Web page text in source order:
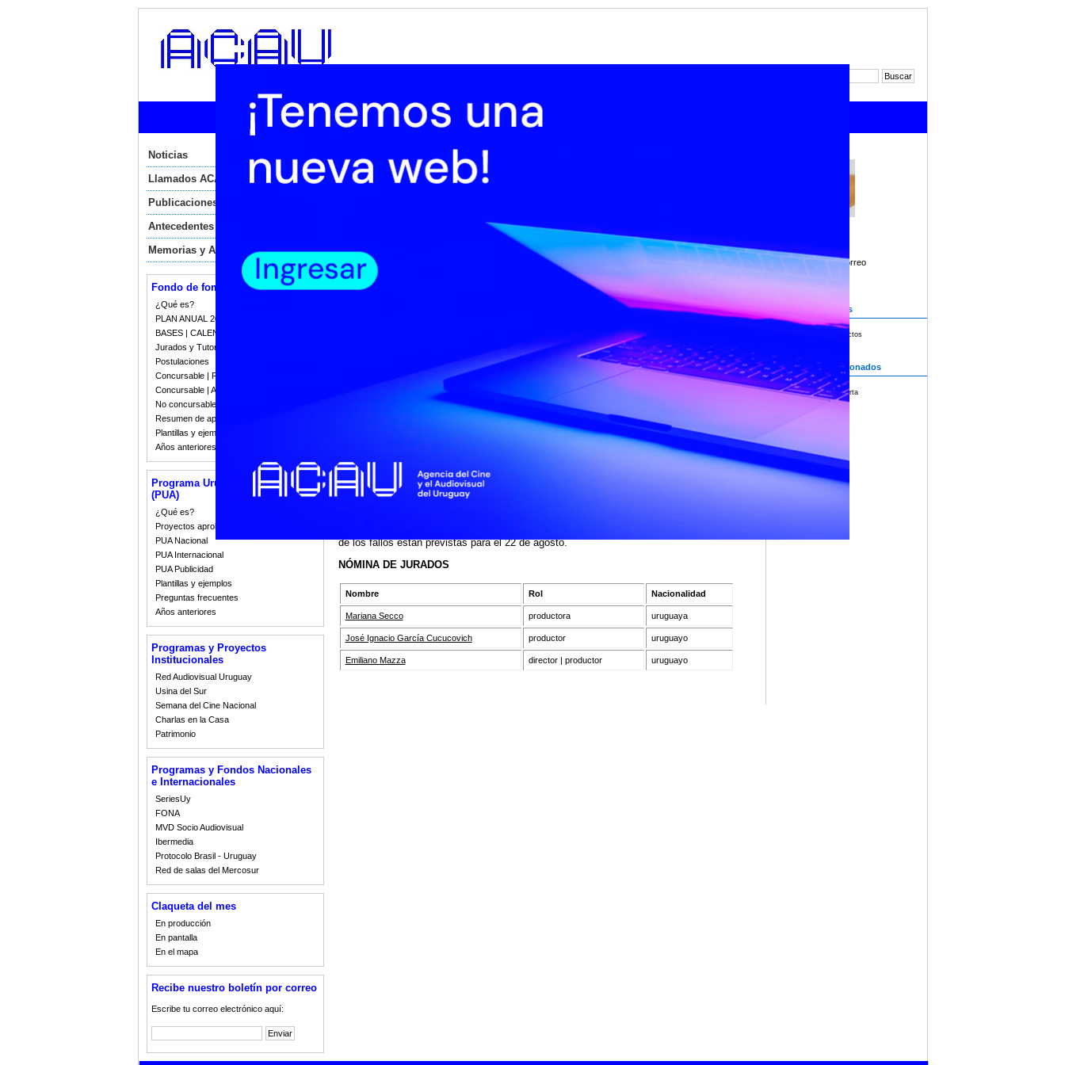
Inicio Institucional Normativa Trámites
Noticias
Llamados ACAU
Publicaciones
Antecedentes
Memorias y Auditorias
Fondo de fomento
¿Qué es?
PLAN ANUAL 2023
BASES | CALENDARIO 2023
Jurados y Tutorias
Postulaciones
Concursable | Fallos 2023
Concursable | Actas y Resoluciones
No concursable | Actas y Resoluciones
Resumen de apoyos 2008-2022
Plantillas y ejemplos
Años anteriores
Programa Uruguay Audiovisual
(PUA)
¿Qué es?
Proyectos aprobados
PUA Nacional
PUA Internacional
PUA Publicidad
Plantillas y ejemplos
Preguntas frecuentes
Años anteriores
Programas y Proyectos
Institucionales
Red Audiovisual Uruguay
Usina del Sur
Semana del Cine Nacional
Charlas en la Casa
Patrimonio
Programas y Fondos Nacionales
e Internacionales
SeriesUy
FONA
MVD Socio Audiovisual
Ibermedia
Protocolo Brasil - Uruguay
Red de salas del Mercosur
Claqueta del mes
En producción
En pantalla
En el mapa
Recibe nuestro boletín por correo
Escribe tu correo electrónico aquí:
Lunes 15 de julio de 2019
Cierre y jurados | Minoritarias
del Fondo de Fomento Cinematográfico y Audiovisual de ICAU.
Esta línea tuvo su primera edición hace siete años y se realiza en el marco de la
normativa que regula las coproducciones nacionales: la Ley de Cine, el Acuerdo
Iberoamericano de Coproducción Cinematográfica, y los acuerdos vigentes con Italia,
Canadá y Argentina, y el Plan de Acción 2019 de ICAU, de acuerdo a las condiciones y
exigencias establecidas en las Bases Generales, las Bases de este llamado y su Anexo.
presentados por una empresa uruguaya que participe en calidad de coproductora
minoritaria en la coproducción con algún país participante de la CACI, los países
firmantes del Convenio y/o el Acuerdo Iberoamericano de Coproducción Cinematográfica,
y demás países con los que Uruguay mantiene acuerdos de coproducción (Resolución
ICAU del 9 de mayo 2016).
Las coproducciones entre Uruguay y Brasil deberán presentarse al llamado 2019 para
estos proyectos, en el marco del Protocolo ICAU-ANCINE, cuyas fechas serán
anunciadas por las vías de comunicación de ICAU una vez confirmadas con la autoridad
En esta oportunidad
. Se adjunta la nómina de proyectos
presentados al cierre. En esta cifra están incluidas las repeticiones dado que la lista es
publicada sin la revisión de los proyectos.
de los fallos están previstas para el 22 de agosto.
NÓMINA DE JURADOS
Nombre Rol Nacionalidad
Mariana Secco productora uruguaya
José Ignacio García Cucucovich productor uruguayo
Emiliano Mazza director | productor uruguayo
Enviar por correo
Archivos adjuntos
Nómina de proyectos
Contenidos relacionados
Convocatoria abierta